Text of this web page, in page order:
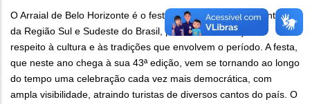
O Arraial de Belo Horizonte é o festejo junino mais representativo
da Região Sul e Sudeste do Brasil, pela sua valorização e
respeito à cultura e às tradições que envolvem o período. A festa,
que neste ano chega à sua 43ª edição, vem se tornando ao longo
do tempo uma celebração cada vez mais democrática, com
ampla visibilidade, atraindo turistas de diversos cantos do país. O